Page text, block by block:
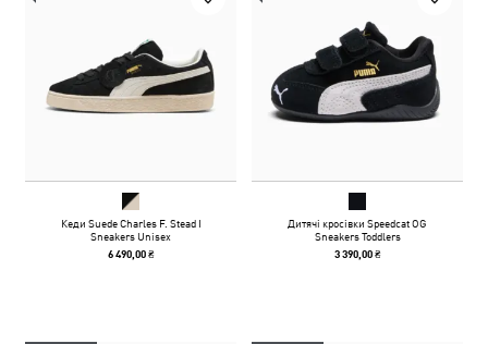
Кеди Suede Charles F. Stead I
Sneakers Unisex
6 490,00 ₴
Дитячі кросівки Speedcat OG
Sneakers Toddlers
3 390,00 ₴